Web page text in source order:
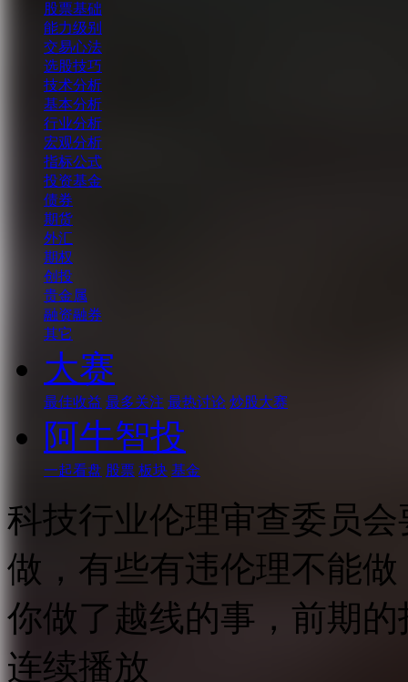
股票基础
能力级别
交易心法
选股技巧
技术分析
基本分析
行业分析
宏观分析
指标公式
投资基金
债券
期货
外汇
期权
创投
贵金属
融资融券
其它
大赛
最佳收益 最多关注 最热讨论 炒股大赛
阿牛智投
一起看盘 股票 板块 基金
科技行业伦理审查委员
做，有些有违伦理不能
你做了越线的事，前期
连续播放